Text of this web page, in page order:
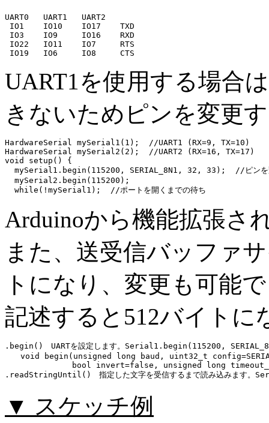
UART0	UART1	UART2
IO1	IO10	IO17	TXD
IO3	IO9 	IO16	RXD
IO22	IO11	IO7 	RTS
UART1を使用する場合
きないためピンを変更
HardwareSerial mySerial1(1);  //UART1 (RX=9, TX=10)
HardwareSerial mySerial2(2);  //UART2 (RX=16, TX=17)
void setup() {
mySerial1.begin(115200, SERIAL_8N1, 32, 33);  //ピン
  mySerial2.begin(115200);
Arduinoから機能拡張さ
また、送受信バッファ
トになり、変更も可能
記述すると512バイトに
.begin()　UARTを設定します。Serial1.begin(115200,
void begin(unsigned long baud, uint32_t
bool invert=false, unsigned long timeout_ms
▼ スケッチ例